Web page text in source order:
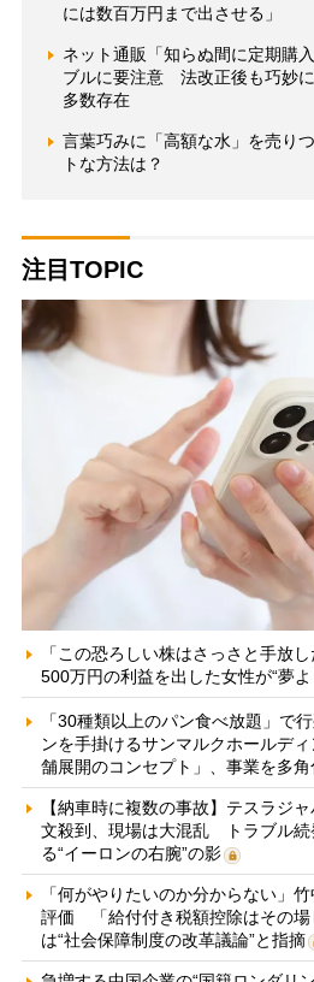
には数百万円まで出させる」
ネット通販「知らぬ間に定期購
ブルに要注意 法改正後も巧妙
多数存在
言葉巧みに「高額な水」を売り
トな方法は？
注目TOPIC
「この恐ろしい株はさっさと手放
500万円の利益を出した女性が“夢
「30種類以上のパン食べ放題」で
ンを手掛けるサンマルクホールデ
舗展開のコンセプト」、事業を多
【納車時に複数の事故】テスラジ
文殺到、現場は大混乱 トラブル続
る“イーロンの右腕”の影
「何がやりたいのか分からない」
評価 「給付付き税額控除はその場
は“社会保障制度の改革議論”と指摘